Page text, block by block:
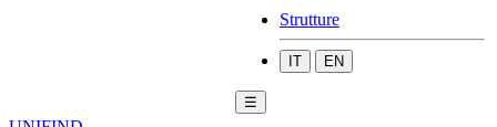
Strutture
IT EN
☰